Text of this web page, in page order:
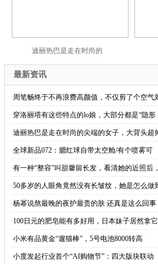
迪丽热巴是走在时尚的
最新资讯
·周笔畅终于不再浪费高颜值，不仅剪了个空气
·穿洛丽塔有这些特点的lo娘，大部分都是“隐形
·迪丽热巴是走在时尚的尖端的女子，大背头超
·全球新品072：腮红球自带太空舱/有个喷雾可
·有一种“整容”叫甜馨留长发，看清她的近照后，
·50多岁的人眼角竟然没有长皱纹，她是怎么做
·杨幂说熬最晚的夜护最贵的肤 还真是这么回事
·100日元的肥皂能有多好用，日本妹子居然拿它
·小米有品黄金“遛猫棒”，5号电池8000转高
·小度发起行业首个“AI购物节”：四大版块联动